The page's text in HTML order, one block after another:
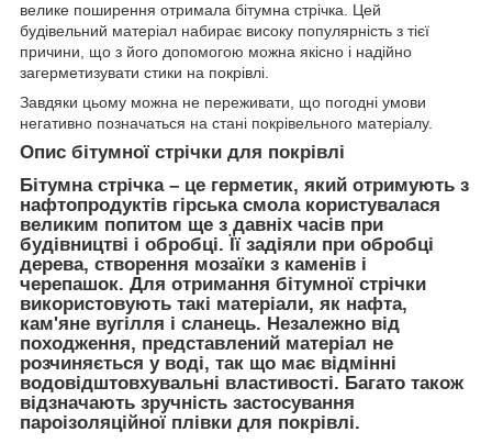
велике поширення отримала бітумна стрічка. Цей
будівельний матеріал набирає високу популярність з тієї
причини, що з його допомогою можна якісно і надійно
загерметизувати стики на покрівлі.
Завдяки цьому можна не переживати, що погодні умови
негативно позначаться на стані покрівельного матеріалу.
Опис бітумної стрічки для покрівлі
Бітумна стрічка – це герметик, який отримують з
нафтопродуктів гірська смола користувалася
великим попитом ще з давніх часів при
будівництві і обробці. Її задіяли при обробці
дерева, створення мозаїки з каменів і
черепашок. Для отримання бітумної стрічки
використовують такі матеріали, як нафта,
кам'яне вугілля і сланець. Незалежно від
походження, представлений матеріал не
розчиняється у воді, так що має відмінні
водовідштовхувальні властивості. Багато також
відзначають зручність застосування
пароізоляційної плівки для покрівлі.